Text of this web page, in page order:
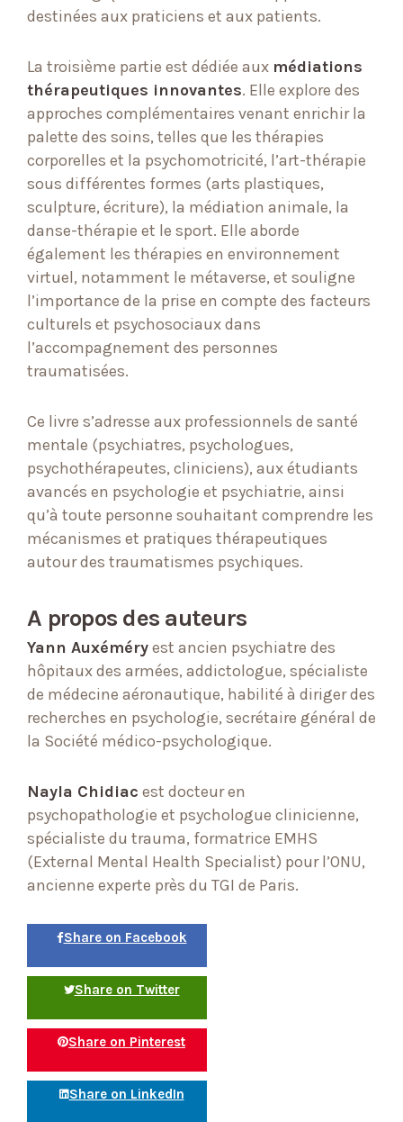
destinées aux praticiens et aux patients.
La troisième partie est dédiée aux médiations
thérapeutiques innovantes. Elle explore des
approches complémentaires venant enrichir la
palette des soins, telles que les thérapies
corporelles et la psychomotricité, l’art-thérapie
sous différentes formes (arts plastiques,
sculpture, écriture), la médiation animale, la
danse-thérapie et le sport. Elle aborde
également les thérapies en environnement
virtuel, notamment le métaverse, et souligne
l’importance de la prise en compte des facteurs
culturels et psychosociaux dans
l’accompagnement des personnes
traumatisées.
Ce livre s’adresse aux professionnels de santé
mentale (psychiatres, psychologues,
psychothérapeutes, cliniciens), aux étudiants
avancés en psychologie et psychiatrie, ainsi
qu’à toute personne souhaitant comprendre les
mécanismes et pratiques thérapeutiques
autour des traumatismes psychiques.
A propos des auteurs
Yann Auxéméryest ancien psychiatre des
hôpitaux des armées, addictologue, spécialiste
de médecine aéronautique, habilité à diriger des
recherches en psychologie, secrétaire général de
la Société médico-psychologique.
Nayla Chidiac est docteur en
psychopathologie et psychologue clinicienne,
spécialiste du trauma, formatrice EMHS
(External Mental Health Specialist) pour l’ONU,
ancienne experte près du TGI de Paris.
Share on Facebook
Share on Twitter
Share on Pinterest
Share on LinkedIn